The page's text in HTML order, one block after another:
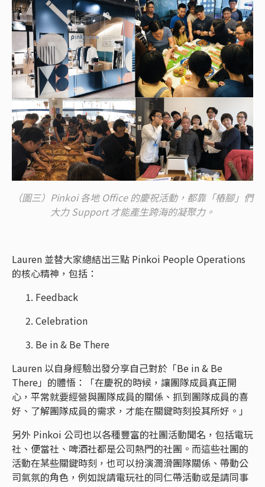
（圖三）Pinkoi 各地 Office 的慶祝活動，都靠「樁腳」們
大力 Support 才能產生跨海的凝聚力。
Lauren 並替大家總結出三點 Pinkoi People Operations
的核心精神，包括：
Feedback
Celebration
Be in & Be There
Lauren 以自身經驗出發分享自己對於「Be in & Be
There」的體悟：「在慶祝的時候，讓團隊成員真正開
心，平常就要經營與團隊成員的關係、抓到團隊成員的喜
好、了解團隊成員的需求，才能在關鍵時刻投其所好。」
另外 Pinkoi 公司也以各種豐富的社團活動聞名，包括電玩
社、便當社、啤酒社都是公司熱門的社團。而這些社團的
活動在某些關鍵時刻，也可以扮演潤滑團隊關係、帶動公
司氣氛的角色，例如說請電玩社的同仁帶活動或是請同事